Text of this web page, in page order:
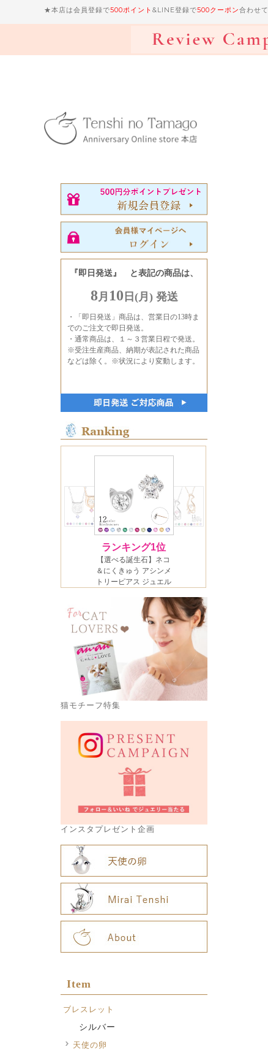
★本店は会員登録で500ポイント &LINE登録で500クーポン合わせて
猫モチーフ特集
インスタプレゼント企画
Item
ブレスレット
シルバー
天使の卵